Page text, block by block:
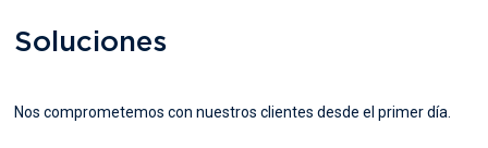
Soluciones
Nos comprometemos con nuestros clientes desde el primer día.